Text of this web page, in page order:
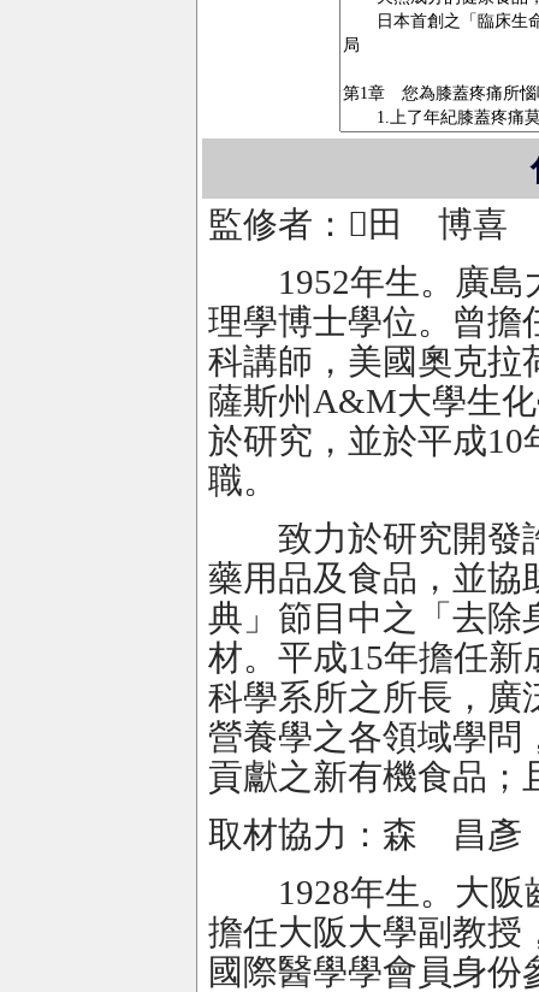
監修者：田 博喜
1952年生。廣島
理學博士學位。曾擔
科講師，美國奧克拉
薩斯州A&M大學生
於研究，並於平成10
職。
致力於研究開發
藥用品及食品，並協
典」節目中之「去除
材。平成15年擔任新
科學系所之所長，廣
營養學之各領域學問
貢獻之新有機食品；
取材協力：森 昌彥
1928年生。大阪
擔任大阪大學副教授
國際醫學學會員身